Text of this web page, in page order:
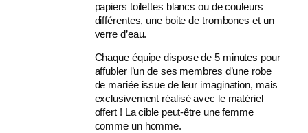
papiers toilettes blancs ou de couleurs
différentes, une boite de trombones et un
verre d’eau.
Chaque équipe dispose de 5 minutes pour
affubler l’un de ses membres d’une robe
de mariée issue de leur imagination, mais
exclusivement réalisé avec le matériel
offert ! La cible peut-être une femme
comme un homme.